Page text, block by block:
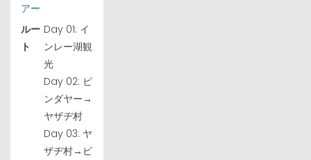
アー
ルー
ト
Day 01: イ
ンレー湖観
光
Day 02: ピ
ンダヤー→
ヤザヂ村
Day 03: ヤ
ザヂ村→ピ